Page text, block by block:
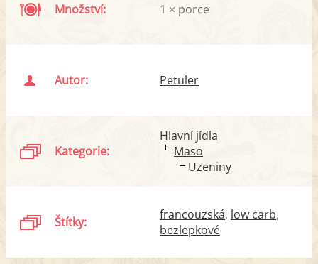
Množství: 1 × porce
Autor: Petuler
Kategorie:
Hlavní jídla
Maso
Uzeniny
Štítky: francouzská low carb
bezlepkové